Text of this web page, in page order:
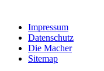
Impressum
Datenschutz
Die Macher
Sitemap